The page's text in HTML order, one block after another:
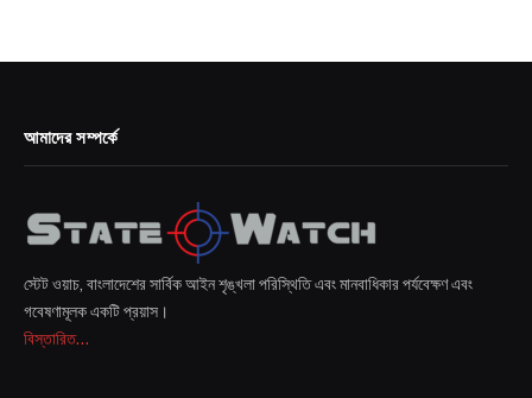
আমাদের সম্পর্কে
স্টেট ওয়াচ, বাংলাদেশের সার্বিক আইন শৃঙ্খলা পরিস্থিতি এবং মানবাধিকার পর্যবেক্ষণ এবং
গবেষণামূলক একটি প্রয়াস।
বিস্তারিত...